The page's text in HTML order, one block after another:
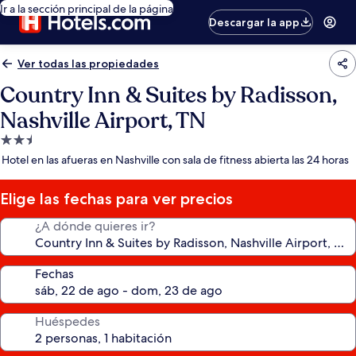
Ir a la sección principal de la página
Descargar la app
Ver todas las propiedades
Country Inn & Suites by Radisson,
Nashville Airport, TN
Propiedad
de
estrellas
Hotel en las afueras en Nashville con sala de fitness abierta las 24 horas
Elige las fechas para ver precios
¿A dónde quieres ir?
Fechas
Huéspedes